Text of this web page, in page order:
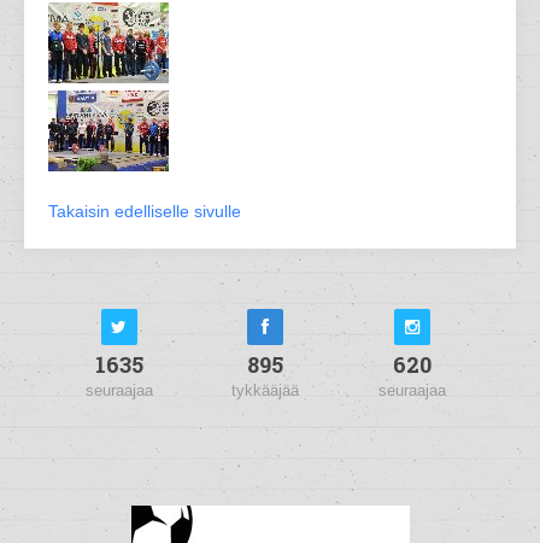
Takaisin edelliselle sivulle
1635
seuraajaa
895
tykkääjää
620
seuraajaa